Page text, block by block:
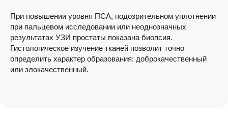
При повышении уровня ПСА, подозрительном уплотнении
при пальцевом исследовании или неоднозначных
результатах УЗИ простаты показана биопсия.
Гистологическое изучение тканей позволит точно
определить характер образования: доброкачественный
или злокачественный.